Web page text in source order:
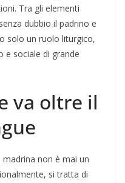
Tra gli elementi
dubbio il padrino e
solo un ruolo liturgico,
e sociale di grande
va oltre il
non è mai un
si tratta di